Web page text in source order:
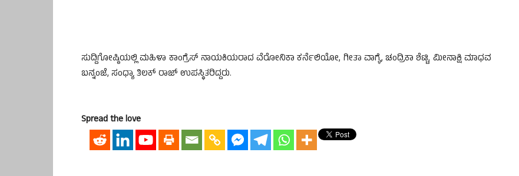
ಸುದ್ದಿಗೋಷ್ಠಿಯಲ್ಲಿ ಮಹಿಳಾ ಕಾಂಗ್ರೆಸ್ ನಾಯಕಿಯರಾದ ವೆರೋನಿಕಾ ಕರ್ನೆಲಿಯೋ, ಗೀತಾ ವಾಗ್ಳೆ, ಚಂದ್ರಿಕಾ ಶೆಟ್ಟಿ, ಮೀನಾಕ್ಷಿ ಮಾಧವ
ಬನ್ನಂಜೆ, ಸಂಧ್ಯಾ ತಿಲಕ್ ರಾಜ್ ಉಪಸ್ಥಿತರಿದ್ದರು.
Spread the love